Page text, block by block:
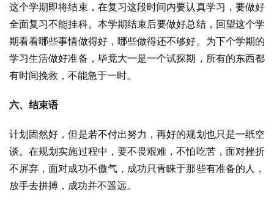
这个学期即将结束，在复习这段时间内要认真学习，要做好
全面复习不能挂科。本学期结束后要做好总结，回望这个学
期看看哪些事情做得好，哪些做得还不够好。为下个学期的
学习生活做好准备，毕竟大一是一个试探期，所有的东西都
有时间挽救，不能急于一时。
六、结束语
计划固然好，但是若不付出努力，再好的规划也只是一纸空
谈。在规划实施过程中，要不畏艰难，不怕吃苦，面对挫折
不屏弃，面对成功不傲气，成功只青睐于那些有准备的人，
放手去拼搏，成功并不遥远。